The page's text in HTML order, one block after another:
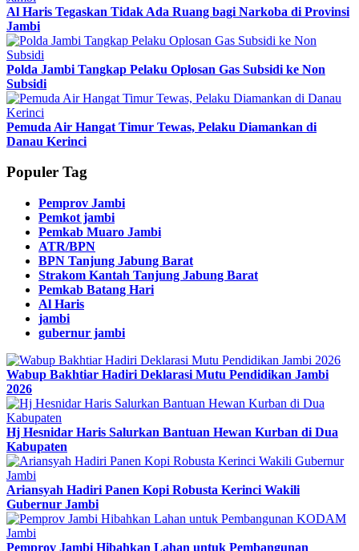
Al Haris Tegaskan Tidak Ada Ruang bagi Narkoba di Provinsi
Jambi
Polda Jambi Tangkap Pelaku Oplosan Gas Subsidi ke Non
Subsidi
Pemuda Air Hangat Timur Tewas, Pelaku Diamankan di
Danau Kerinci
Populer Tag
Pemprov Jambi
Pemkot jambi
Pemkab Muaro Jambi
ATR/BPN
BPN Tanjung Jabung Barat
Strakom Kantah Tanjung Jabung Barat
Pemkab Batang Hari
Al Haris
jambi
gubernur jambi
Wabup Bakhtiar Hadiri Deklarasi Mutu Pendidikan Jambi
2026
Hj Hesnidar Haris Salurkan Bantuan Hewan Kurban di Dua
Kabupaten
Ariansyah Hadiri Panen Kopi Robusta Kerinci Wakili
Gubernur Jambi
Pemprov Jambi Hibahkan Lahan untuk Pembangunan